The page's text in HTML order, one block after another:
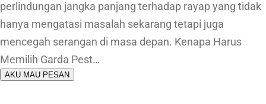
perlindungan jangka panjang terhadap rayap yang tidak
hanya mengatasi masalah sekarang tetapi juga
mencegah serangan di masa depan. Kenapa Harus
Memilih Garda Pest…
AKU MAU PESAN